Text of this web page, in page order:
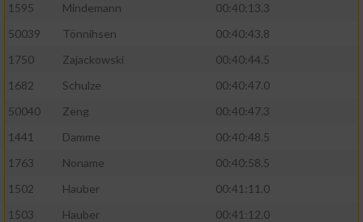
1595
Mindemann
00:40:13.3
50039
Tönnihsen
00:40:43.8
1750
Zajackowski
00:40:44.5
1682
Schulze
00:40:47.0
50040
Zeng
00:40:47.3
1441
Damme
00:40:48.5
1763
Noname
00:40:58.5
1502
Hauber
00:41:11.0
1503
Hauber
00:41:12.0